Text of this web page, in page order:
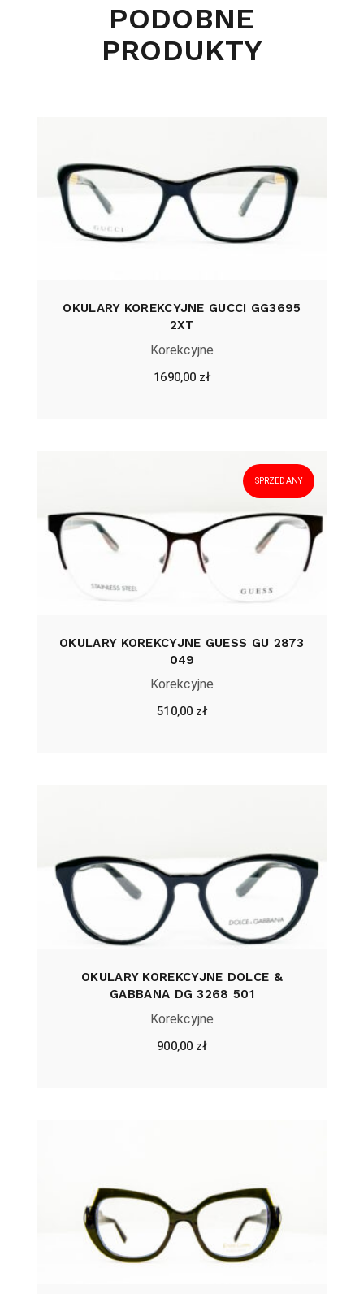
PODOBNE
PRODUKTY
OKULARY KOREKCYJNE GUCCI GG3695
2XT
Korekcyjne
1690,00 zł
SPRZEDANY
OKULARY KOREKCYJNE GUESS GU 2873
049
Korekcyjne
510,00 zł
OKULARY KOREKCYJNE DOLCE &
GABBANA DG 3268 501
Korekcyjne
900,00 zł